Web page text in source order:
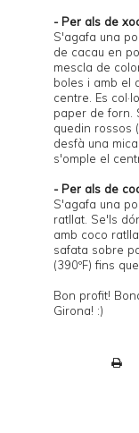
- Per als de
S'agafa una
de cacau en
mescla de
boles i amb el
centre. Es
paper de forn.
quedin rossos
desfà una
s'omple el
- Per als de
S'agafa una
ratllat. Se'ls
amb coco
safata sobre
(390ºF) fins
Bon profit!
Girona! :)